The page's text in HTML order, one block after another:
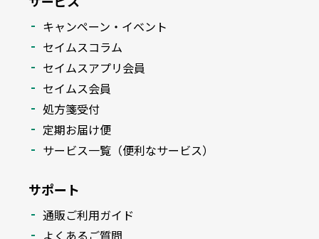
キャンペーン・イベント
セイムスコラム
セイムスアプリ会員
セイムス会員
処方箋受付
定期お届け便
サービス一覧（便利なサービス）
サポート
通販ご利用ガイド
よくあるご質問